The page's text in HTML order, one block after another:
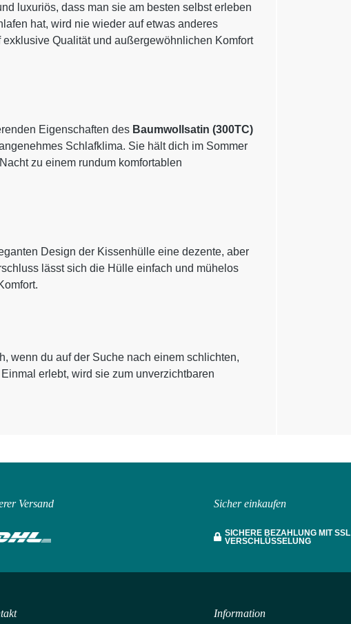
luxuriös, dass man sie am besten selbst erleben
hat, wird nie wieder auf etwas anderes
Qualität und außergewöhnlichen Komfort
Eigenschaften des Baumwollsatin (300TC)
Schlafklima. Sie hält dich im Sommer
zu einem rundum komfortablen
Design der Kissenhülle eine dezente, aber
lässt sich die Hülle einfach und mühelos
wenn du auf der Suche nach einem schlichten,
erlebt, wird sie zum unverzichtbaren
Versand Sicher einkaufen
SICHERE BEZAHLUNG MIT SSL
VERSCHLÜSSELUNG
Information